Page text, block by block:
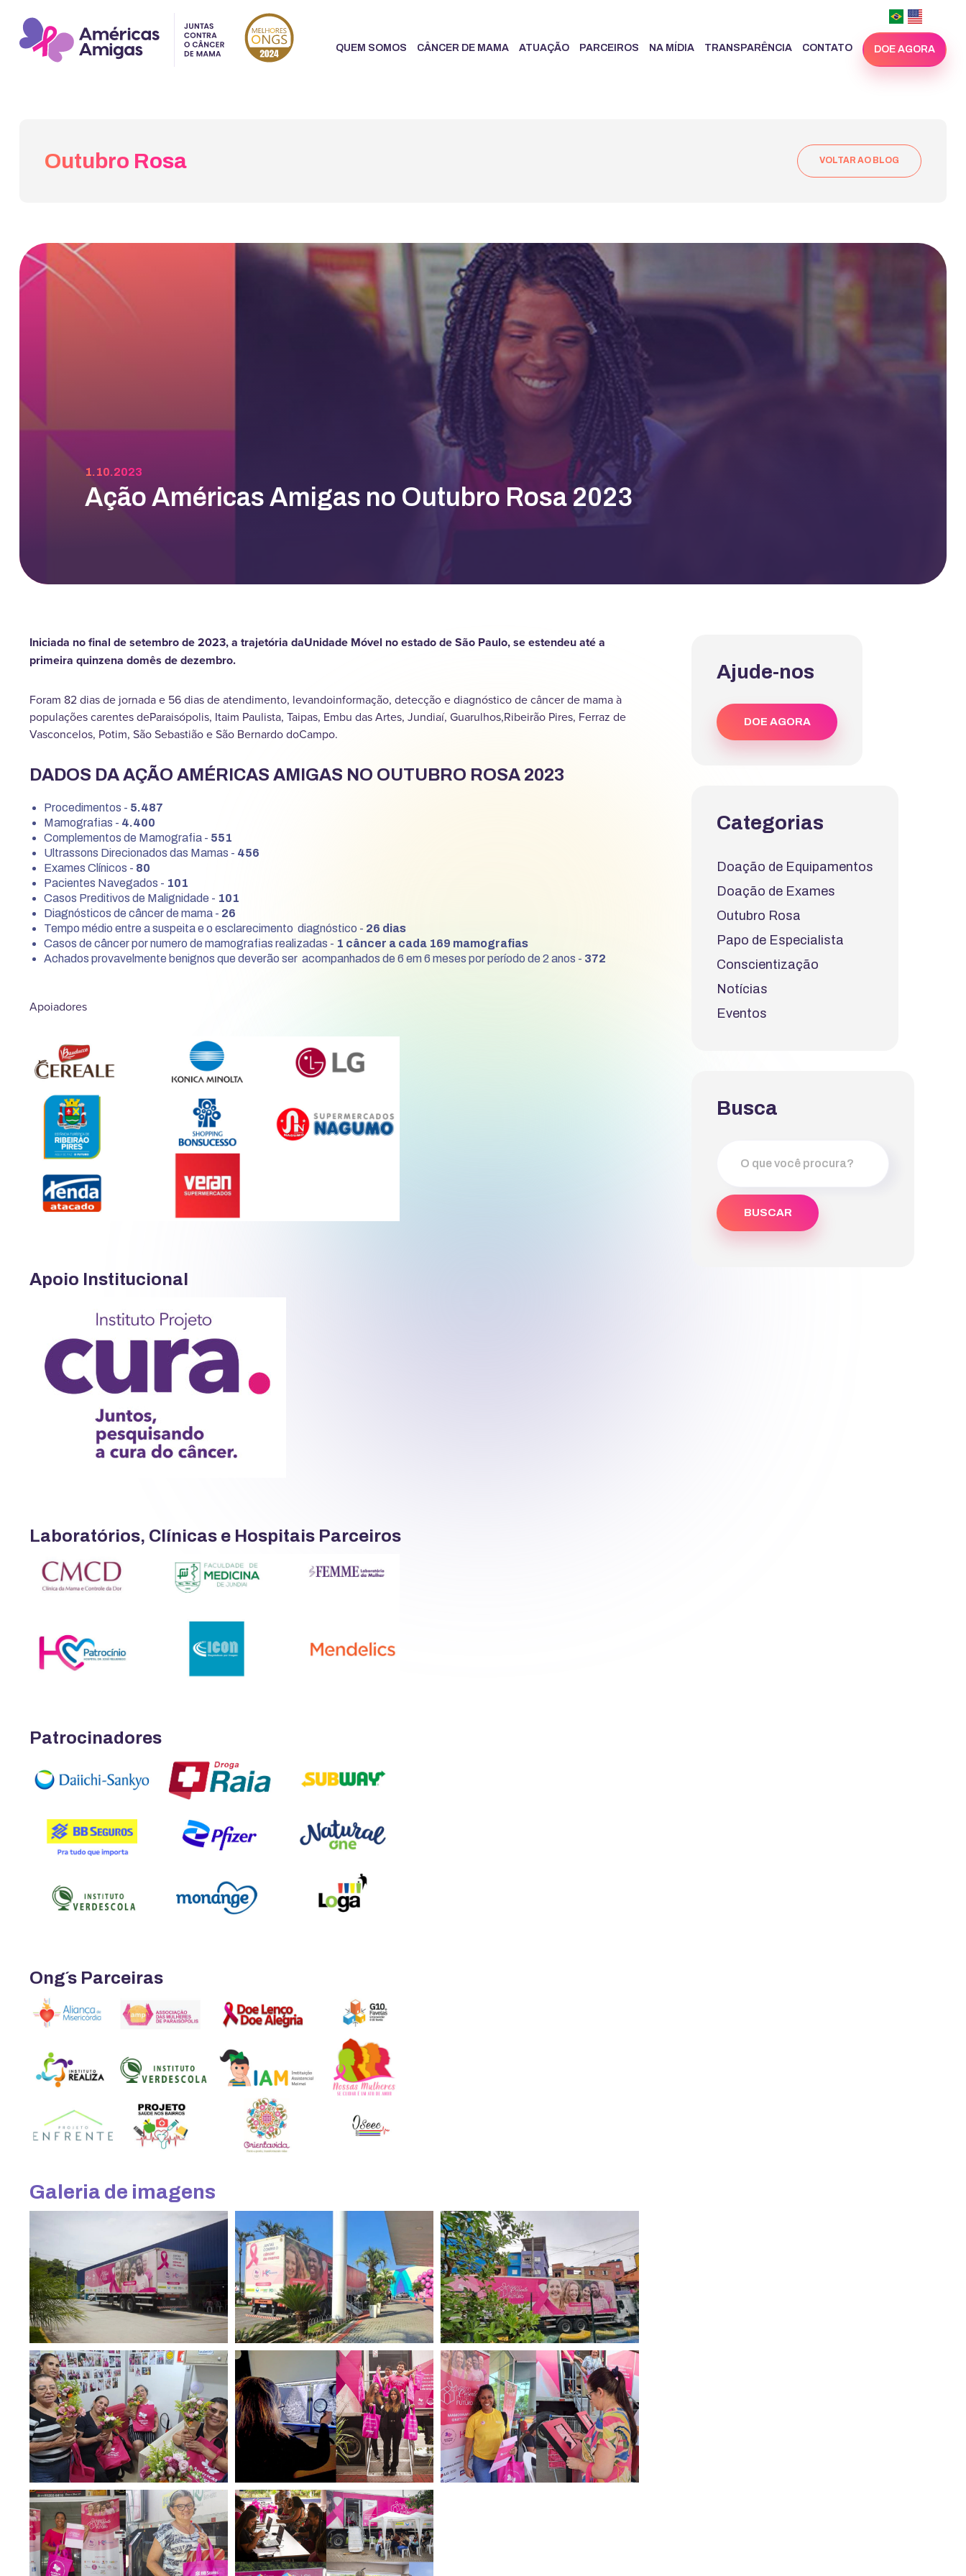
QUEM SOMOS CÂNCER DE MAMA ATUAÇÃO PARCEIROS NA MÍDIA TRANSPARÊNCIA CONTATO DOE AGORA
Outubro Rosa VOLTAR AO BLOG
1.10.2023
Ação Américas Amigas no Outubro Rosa 2023
Iniciada no final de setembro de 2023, a trajetória daUnidade Móvel no estado de São Paulo, se estendeu até a
primeira quinzena domês de dezembro.
Foram 82 dias de jornada e 56 dias de atendimento, levandoinformação, detecção e diagnóstico de câncer de mama à
populações carentes deParaisópolis, Itaim Paulista, Taipas, Embu das Artes, Jundiaí, Guarulhos,Ribeirão Pires, Ferraz de
Vasconcelos, Potim, São Sebastião e São Bernardo doCampo.
DADOS DA AÇÃO AMÉRICAS AMIGAS NO OUTUBRO ROSA 2023
Procedimentos - 5.487
Mamografias - 4.400
Complementos de Mamografia - 551
Ultrassons Direcionados das Mamas - 456
Exames Clínicos - 80
Pacientes Navegados - 101
Casos Preditivos de Malignidade - 101
Diagnósticos de câncer de mama - 26
Tempo médio entre a suspeita e o esclarecimento diagnóstico - 26 dias
Casos de câncer por numero de mamografias realizadas - 1 câncer a cada 169 mamografias
Achados provavelmente benignos que deverão ser acompanhados de 6 em 6 meses por período de 2 anos - 372
Apoiadores
Apoio Institucional
Laboratórios, Clínicas e Hospitais Parceiros
Patrocinadores
Ong´s Parceiras
Galeria de imagens
Ajude-nos
DOE AGORA
Categorias
Doação de Equipamentos
Doação de Exames
Outubro Rosa
Papo de Especialista
Conscientização
Notícias
Eventos
Busca